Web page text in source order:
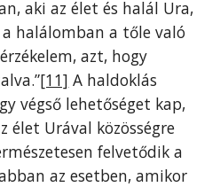
aki az élet és halál Ura,
halálomban a tőle való
azt, hogy
[11] A haldoklás
végső lehetőséget kap,
élet Urával közösségre
felvetődik a
az esetben, amikor